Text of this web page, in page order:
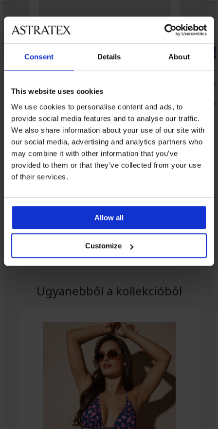
Consent Details About
This website uses cookies
We use cookies to personalise content and ads, to
provide social media features and to analyse our traffic.
We also share information about your use of our site with
our social media, advertising and analytics partners who
may combine it with other information that you’ve
provided to them or that they’ve collected from your use
of their services.
Allow all
Customize
-20% GET20
6 790 Ft
5 440 Ft
-20% GET20
3PACK
Ugyanebből a kollekcióból Mutat
Ugyanebből a kollekcióból